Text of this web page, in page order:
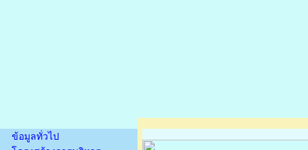
ข้อมูลทั่วไป